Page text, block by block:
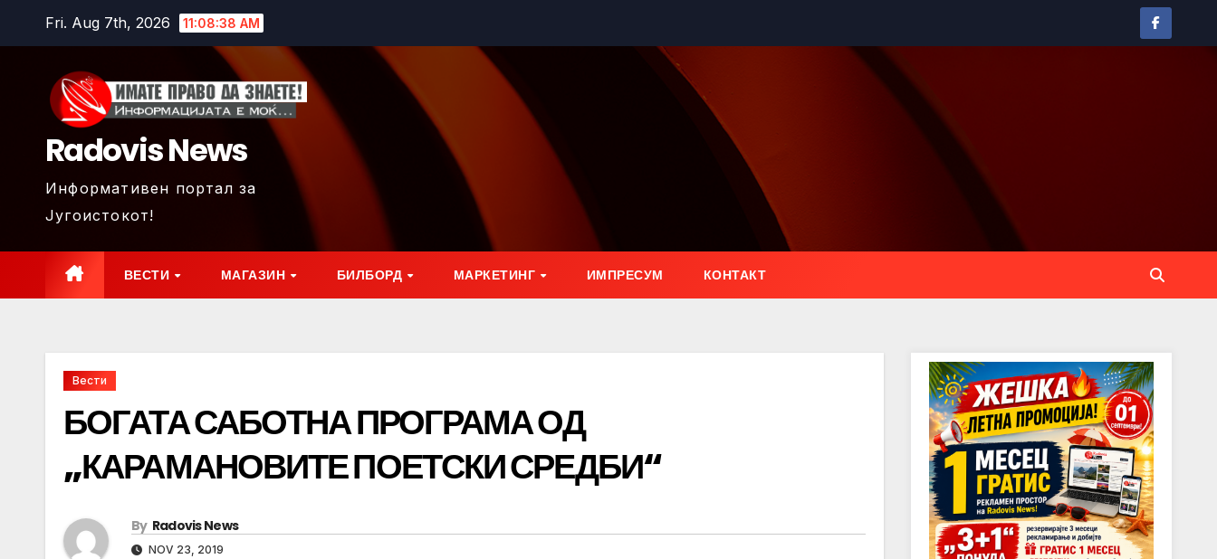
Fri. Aug 7th, 2026 11:08:40 AM
Radovis News
Информативен портал за
Југоистокот!
ВЕСТИ МАГАЗИН БИЛБОРД МАРКЕТИНГ ИМПРЕСУМ КОНТАКТ
Вести
БОГАТА САБОТНА ПРОГРАМА ОД
„КАРАМАНОВИТЕ ПОЕТСКИ СРЕДБИ“
By Radovis News
NOV 23, 2019